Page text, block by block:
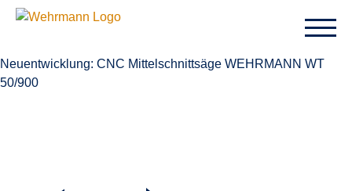
Neuentwicklung: CNC Mittelschnittsäge WEHRMANN WT
50/900